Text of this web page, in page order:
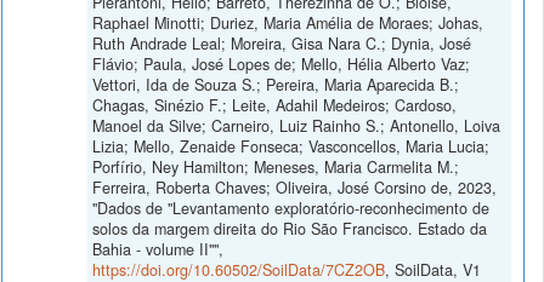
Raphael Minotti; Duriez, Maria Amélia de Moraes; Johas,
Ruth Andrade Leal; Moreira, Gisa Nara C.; Dynia, José
Flávio; Paula, José Lopes de; Mello, Hélia Alberto Vaz;
Vettori, Ida de Souza S.; Pereira, Maria Aparecida B.;
Chagas, Sinézio F.; Leite, Adahil Medeiros; Cardoso,
Manoel da Silve; Carneiro, Luiz Rainho S.; Antonello, Loiva
Lizia; Mello, Zenaide Fonseca; Vasconcellos, Maria Lucia;
Porfírio, Ney Hamilton; Meneses, Maria Carmelita M.;
Ferreira, Roberta Chaves; Oliveira, José Corsino de, 2023,
"Dados de "Levantamento exploratório-reconhecimento de
solos da margem direita do Rio São Francisco. Estado da
Bahia - volume II"",
https://doi.org/10.60502/SoilData/7CZ2OB, SoilData, V1